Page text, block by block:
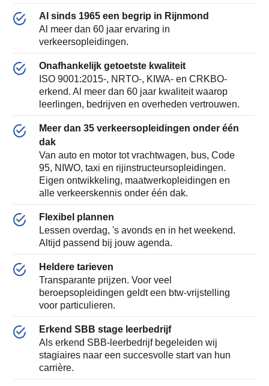
Al sinds 1965 een begrip in Rijnmond
Al meer dan 60 jaar ervaring in
verkeersopleidingen.
Onafhankelijk getoetste kwaliteit
ISO 9001:2015-, NRTO-, KIWA- en CRKBO-
erkend. Al meer dan 60 jaar kwaliteit waarop
leerlingen, bedrijven en overheden vertrouwen.
Meer dan 35 verkeersopleidingen onder één
dak
Van auto en motor tot vrachtwagen, bus, Code
95, NIWO, taxi en rijinstructeursopleidingen.
Eigen ontwikkeling, maatwerkopleidingen en
alle verkeerskennis onder één dak.
Flexibel plannen
Lessen overdag, 's avonds en in het weekend.
Altijd passend bij jouw agenda.
Heldere tarieven
Transparante prijzen. Voor veel
beroepsopleidingen geldt een btw-vrijstelling
voor particulieren.
Erkend SBB stage leerbedrijf
Als erkend SBB-leerbedrijf begeleiden wij
stagiaires naar een succesvolle start van hun
carrière.